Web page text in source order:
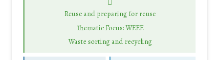
Reuse and preparing for reuse
Thematic Focus: WEEE
Waste sorting and recycling